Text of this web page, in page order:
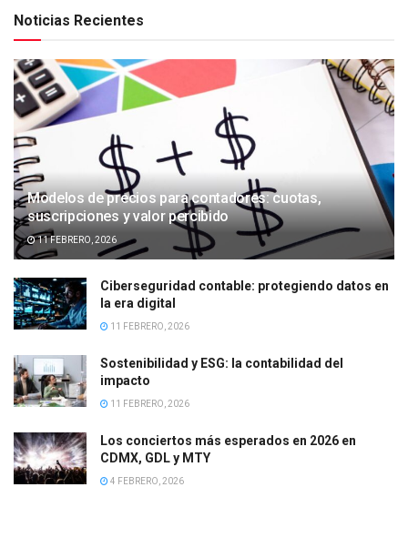
Noticias Recientes
Modelos de precios para contadores: cuotas,
suscripciones y valor percibido
11 FEBRERO, 2026
Ciberseguridad contable: protegiendo datos en
la era digital
11 FEBRERO, 2026
Sostenibilidad y ESG: la contabilidad del
impacto
11 FEBRERO, 2026
Los conciertos más esperados en 2026 en
CDMX, GDL y MTY
4 FEBRERO, 2026